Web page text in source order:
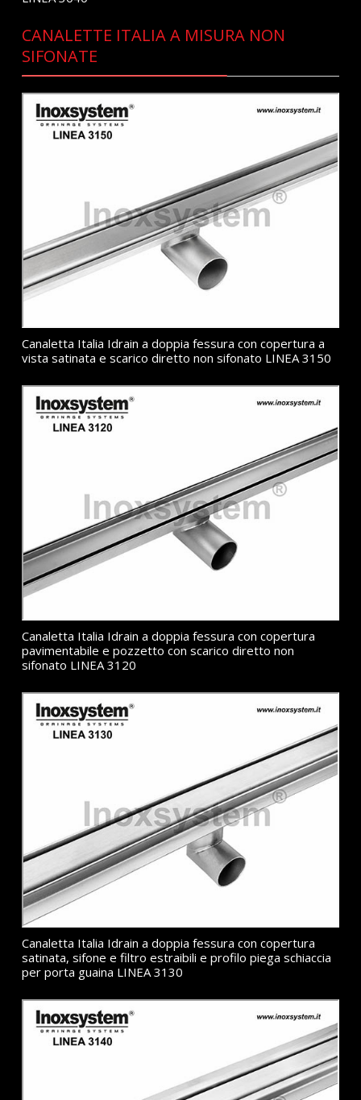
CANALETTE ITALIA A MISURA NON
SIFONATE
Canaletta Italia Idrain a doppia fessura con copertura a
vista satinata e scarico diretto non sifonato LINEA 3150
Canaletta Italia Idrain a doppia fessura con copertura
pavimentabile e pozzetto con scarico diretto non
sifonato LINEA 3120
Canaletta Italia Idrain a doppia fessura con copertura
satinata, sifone e filtro estraibili e profilo piega schiaccia
per porta guaina LINEA 3130